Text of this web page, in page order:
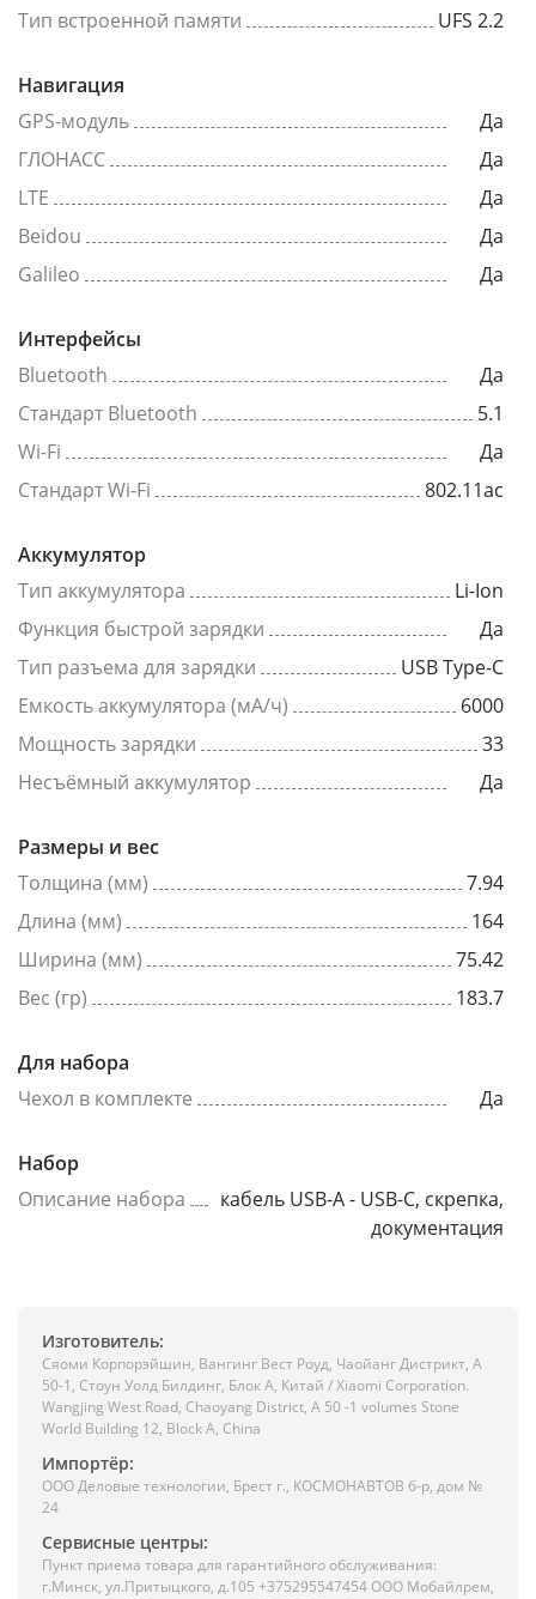
Тип встроенной памяти
UFS 2.2
Навигация
GPS-модуль
Да
ГЛОНАСС
Да
LTE
Да
Beidou
Да
Galileo
Да
Интерфейсы
Bluetooth
Да
Стандарт Bluetooth
5.1
Wi-Fi
Да
Стандарт Wi-Fi
802.11ac
Аккумулятор
Тип аккумулятора
Li-Ion
Функция быстрой зарядки
Да
Тип разъема для зарядки
USB Type-C
Емкость аккумулятора (мА/ч)
6000
Мощность зарядки
33
Несъёмный аккумулятор
Да
Размеры и вес
Толщина (мм)
7.94
Длина (мм)
164
Ширина (мм)
75.42
Вес (гр)
183.7
Для набора
Чехол в комплекте
Да
Набор
Описание набора
кабель USB-A - USB-C, скрепка,
документация
Изготовитель:
Сяоми Корпорэйшин, Вангинг Вест Роуд, Чаойанг Дистрикт, А
50-1, Стоун Уолд Билдинг, Блок А, Китай / Xiaomi Corporation.
Wangjing West Road, Chaoyang District, A 50 -1 volumes Stone
World Building 12, Block A, China
Импортёр:
ООО Деловые технологии, Брест г., КОСМОНАВТОВ б-р, дом №
24
Сервисные центры:
Пункт приема товара для гарантийного обслуживания:
г.Минск, ул.Притыцкого, д.105 +375295547454 ООО Мобайлрем,